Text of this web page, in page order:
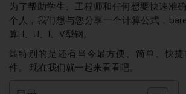
为了帮助学生、工程师和任何想要快速准
个人，我们想与您分享一个计算公式，
算H、U、I、V型钢。
最特别的是还有当今最方便、简单、快
件。 现在我们就一起来看看吧。